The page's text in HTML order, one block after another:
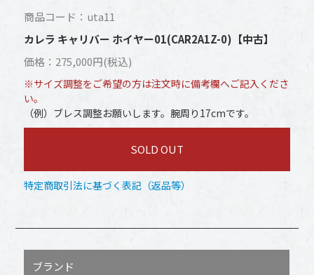
商品コード：uta11
カレラ キャリバー ホイヤー01(CAR2A1Z-0)【中古】
価格：275,000円(税込)
※サイズ調整をご希望の方は注文時に備考欄へご記入くださ
い。
（例）ブレス調整お願いします。腕周り17cmです。
SOLD OUT
特定商取引法に基づく表記（返品等）
ブランド